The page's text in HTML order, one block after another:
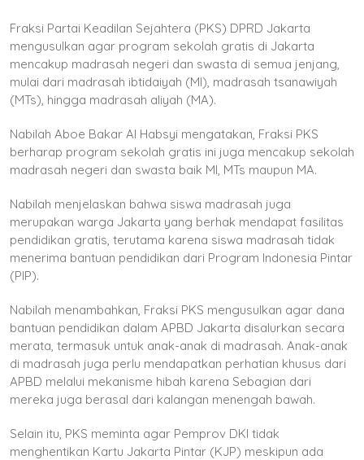
Fraksi Partai Keadilan Sejahtera (PKS) DPRD Jakarta
mengusulkan agar program sekolah gratis di Jakarta
mencakup madrasah negeri dan swasta di semua jenjang,
mulai dari madrasah ibtidaiyah (MI), madrasah tsanawiyah
(MTs), hingga madrasah aliyah (MA).
Nabilah Aboe Bakar Al Habsyi mengatakan, Fraksi PKS
berharap program sekolah gratis ini juga mencakup sekolah
madrasah negeri dan swasta baik MI, MTs maupun MA.
Nabilah menjelaskan bahwa siswa madrasah juga
merupakan warga Jakarta yang berhak mendapat fasilitas
pendidikan gratis, terutama karena siswa madrasah tidak
menerima bantuan pendidikan dari Program Indonesia Pintar
(PIP).
Nabilah menambahkan, Fraksi PKS mengusulkan agar dana
bantuan pendidikan dalam APBD Jakarta disalurkan secara
merata, termasuk untuk anak-anak di madrasah. Anak-anak
di madrasah juga perlu mendapatkan perhatian khusus dari
APBD melalui mekanisme hibah karena Sebagian dari
mereka juga berasal dari kalangan menengah bawah.
Selain itu, PKS meminta agar Pemprov DKI tidak
menghentikan Kartu Jakarta Pintar (KJP) meskipun ada